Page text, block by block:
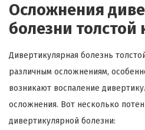
Осложнения
болезни толстой
Дивертикулярная болезнь
различным осложнениям,
возникают воспаление
осложнения. Вот несколько
дивертикулярной болезни: